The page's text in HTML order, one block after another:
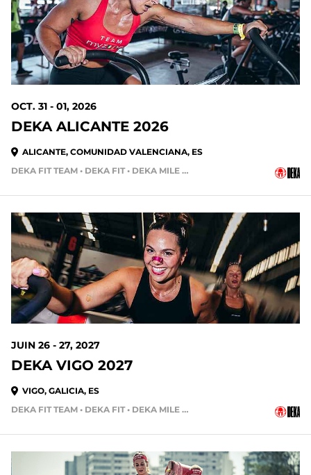
OCT. 31 - 01, 2026
DEKA ALICANTE 2026
ALICANTE, COMUNIDAD VALENCIANA, ES
DEKA FIT TEAM • DEKA FIT • DEKA MILE • DEKA MILE TEAM
JUIN 26 - 27, 2027
DEKA VIGO 2027
VIGO, GALICIA, ES
DEKA FIT TEAM • DEKA FIT • DEKA MILE • DEKA MILE TEAM